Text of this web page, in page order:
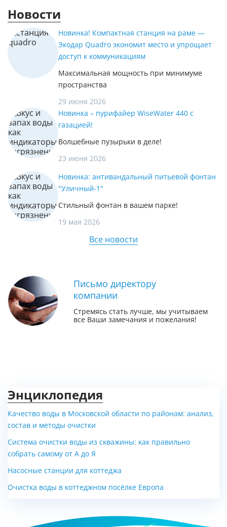
Новости
Новинка! Компактная станция на раме —
Экодар Quadro экономит место и упрощает
доступ к коммуникациям
Максимальная мощность при минимуме
пространства
29 июня 2026
Новинка – пурифайер WiseWater 440 с
газацией!
Волшебные пузырьки в деле!
23 июня 2026
Новинка: антивандальный питьевой фонтан
"Уличный-1"
Стильный фонтан в вашем парке!
19 мая 2026
Все новости
Письмо директору
компании
Стремясь стать лучше, мы учитываем
все Ваши замечания и пожелания!
Энциклопедия
Качество воды в Московской области по районам: анализ,
состав и методы очистки
Система очистки воды из скважины: как правильно
собрать самому от А до Я
Насосные станции для коттеджа
Очистка воды в коттеджном посёлке Европа